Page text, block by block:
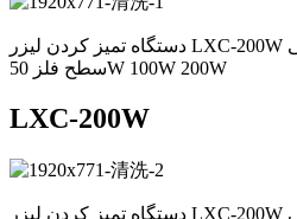
دستگاه تمیز کردن لیزر LXC-200W برای از بین بردن زنگ زدگی
سطح فلز 50W 100W 200W
LXC-200W
دستگاه تمیز کردن لیزر LXC-200W برای از بین بردن زنگ زدگی